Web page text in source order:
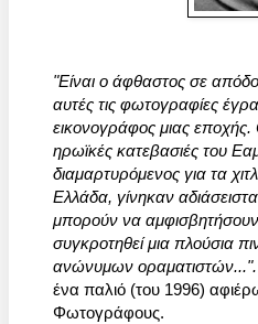
"Είναι ο άφθαστος σε
αυτές τις φωτογραφίες
εικονογράφος μιας
ηρωϊκές κατεβασιές του
διαμαρτυρόμενος για τα
Ελλάδα, γίνηκαν
μπορούν να αμφισβητήσουν
συγκροτηθεί μια πλούσια
ανώνυμων
ένα παλιό (του 1996)
Φωτογράφους.